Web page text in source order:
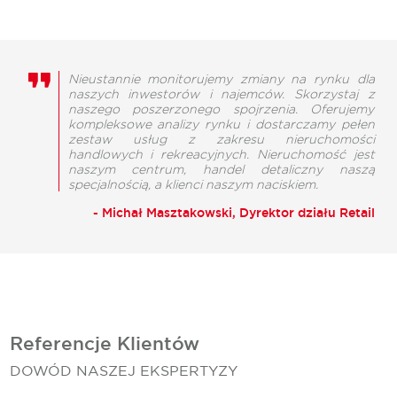
Nieustannie monitorujemy zmiany na rynku dla
naszych inwestorów i najemców. Skorzystaj z
naszego poszerzonego spojrzenia. Oferujemy
kompleksowe analizy rynku i dostarczamy pełen
zestaw usług z zakresu nieruchomości
handlowych i rekreacyjnych. Nieruchomość jest
naszym centrum, handel detaliczny naszą
specjalnością, a klienci naszym naciskiem.
- Michał Masztakowski, Dyrektor działu Retail
Referencje Klientów
DOWÓD NASZEJ EKSPERTYZY